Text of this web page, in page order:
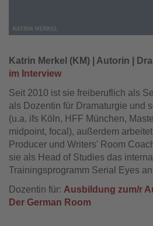
Katrin Merkel (KM) | Autorin |
im Interview
Seit 2010 ist sie freiberuflich als
als Dozentin für Dramaturgie und
(u.a. ifs Köln, HFF München,
midpoint, focal), außerdem
Producer und Writers' Room
sie als Head of Studies das
Trainingsprogramm Serial Eyes
Dozentin für: Ausbildung zum/r
Der German Room